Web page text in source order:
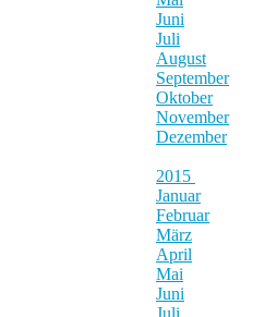
Juni
Juli
August
September
Oktober
November
Dezember
2015
Januar
Februar
März
April
Mai
Juni
Juli